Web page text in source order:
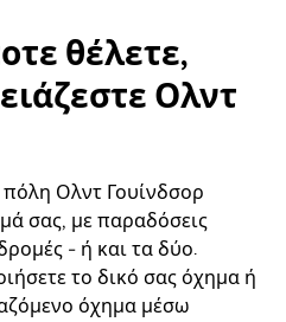
θέλετε,
Ολντ
Ολντ Γουίνδσορ
σας, με παραδόσεις
- ή και τα δύο.
το δικό σας όχημα ή
όχημα μέσω